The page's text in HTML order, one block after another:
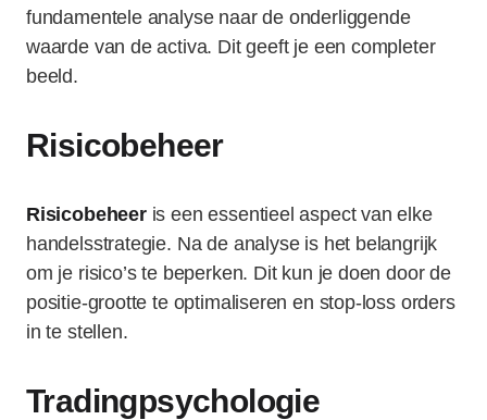
fundamentele analyse naar de onderliggende
waarde van de activa. Dit geeft je een completer
beeld.
Risicobeheer
Risicobeheeris een essentieel aspect van elke
handelsstrategie. Na de analyse is het belangrijk
om je risico’s te beperken. Dit kun je doen door de
positie-grootte te optimaliseren en stop-loss orders
in te stellen.
Tradingpsychologie